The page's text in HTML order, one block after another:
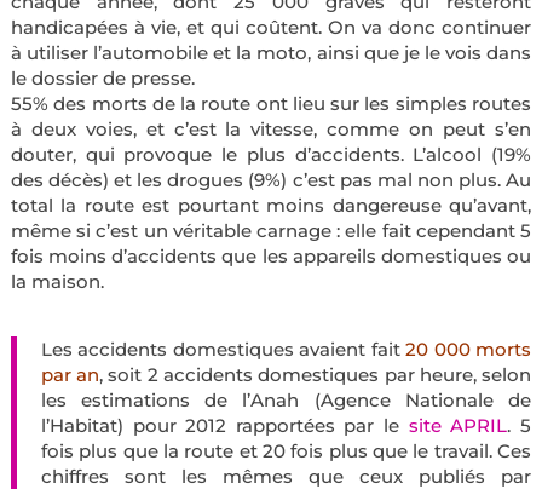
handicapées à vie, et qui coûtent. On va donc continuer
à utiliser l’automobile et la moto, ainsi que je le vois dans
le dossier de presse.
55% des morts de la route ont lieu sur les simples routes
à deux voies, et c’est la vitesse, comme on peut s’en
douter, qui provoque le plus d’accidents. L’alcool (19%
des décès) et les drogues (9%) c’est pas mal non plus. Au
total la route est pourtant moins dangereuse qu’avant,
même si c’est un véritable carnage : elle fait cependant 5
fois moins d’accidents que les appareils domestiques ou
la maison.
Les accidents domestiques avaient fait20 000 morts
par an, soit 2 accidents domestiques par heure, selon
les estimations de l’Anah (Agence Nationale de
l’Habitat) pour 2012 rapportées par le site APRIL. 5
fois plus que la route et 20 fois plus que le travail. Ces
chiffres sont les mêmes que ceux publiés par